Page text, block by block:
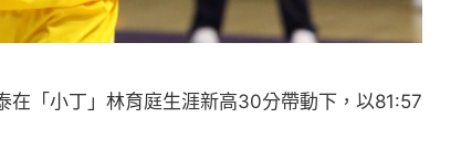
在「小丁」林育庭生涯新高30分帶動下，以81:57